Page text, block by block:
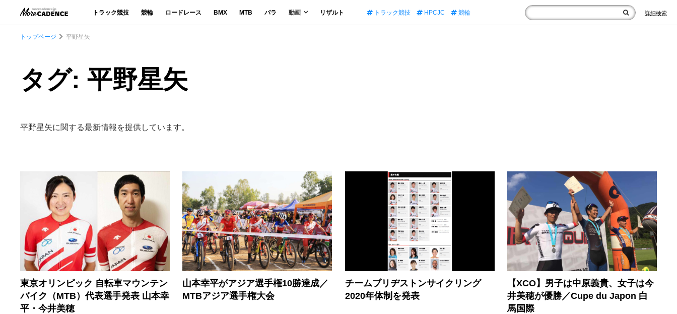
トラック競技 競輪 ロードレース BMX MTB パラ 動画 リザルト トラック競技 HPCJC 競輪 詳細検索
トップページ 平野星矢
タグ: 平野星矢
平野星矢に関する最新情報を提供しています。
東京オリンピック 自転車マウンテン
バイク（MTB）代表選手発表 山本幸
平・今井美穂
山本幸平がアジア選手権10勝達成／
MTBアジア選手権大会
チームブリヂストンサイクリング
2020年体制を発表
【XCO】男子は中原義貴、女子は今
井美穂が優勝／Cupe du Japon 白
馬国際